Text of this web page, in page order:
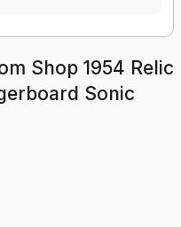
Shop 1954 Relic
Sonic